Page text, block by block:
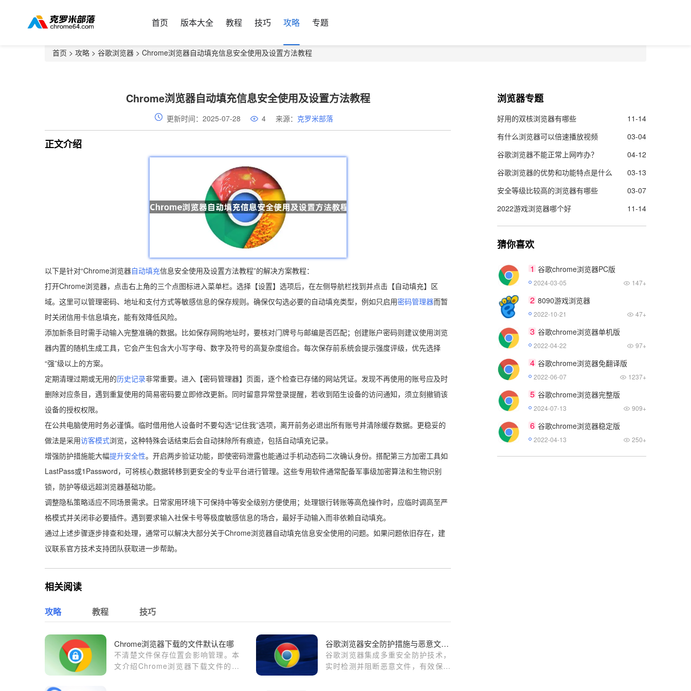
首页 版本大全 教程 技巧 攻略 专题
首页 > 攻略 > 谷歌浏览器 > Chrome浏览器自动填充信息安全使用及设置方法教程
Chrome浏览器自动填充信息安全使用及设置方法教程
更新时间：2025-07-28 4 来源： 克罗米部落
正文介绍
以下是针对“Chrome浏览器自动填充信息安全使用及设置方法教程”的解决方案教程：
打开Chrome浏览器，点击右上角的三个点图标进入菜单栏。选择【设置】选项后，在左侧导航栏找到并点击【自动填充】区
域。这里可以管理密码、地址和支付方式等敏感信息的保存规则。确保仅勾选必要的自动填充类型，例如只启用密码管理器而暂
时关闭信用卡信息填充，能有效降低风险。
添加新条目时需手动输入完整准确的数据。比如保存网购地址时，要核对门牌号与邮编是否匹配；创建账户密码则建议使用浏览
器内置的随机生成工具，它会产生包含大小写字母、数字及符号的高复杂度组合。每次保存前系统会提示强度评级，优先选择
“强”级以上的方案。
定期清理过期或无用的历史记录非常重要。进入【密码管理器】页面，逐个检查已存储的网站凭证。发现不再使用的账号应及时
删除对应条目，遇到重复使用的简易密码要立即修改更新。同时留意异常登录提醒，若收到陌生设备的访问通知，须立刻撤销该
设备的授权权限。
在公共电脑使用时务必谨慎。临时借用他人设备时不要勾选“记住我”选项，离开前务必退出所有账号并清除缓存数据。更稳妥的
做法是采用访客模式浏览，这种特殊会话结束后会自动抹除所有痕迹，包括自动填充记录。
增强防护措施能大幅提升安全性。开启两步验证功能，即使密码泄露也能通过手机动态码二次确认身份。搭配第三方加密工具如
LastPass或1Password，可将核心数据转移到更安全的专业平台进行管理。这些专用软件通常配备军事级加密算法和生物识别
锁，防护等级远超浏览器基础功能。
调整隐私策略适应不同场景需求。日常家用环境下可保持中等安全级别方便使用；处理银行转账等高危操作时，应临时调高至严
格模式并关闭非必要插件。遇到要求输入社保卡号等极度敏感信息的场合，最好手动输入而非依赖自动填充。
通过上述步骤逐步排查和处理，通常可以解决大部分关于Chrome浏览器自动填充信息安全使用的问题。如果问题依旧存在，建
议联系官方技术支持团队获取进一步帮助。
相关阅读
攻略 教程 技巧
Chrome浏览器下载的文件默认在哪
不清楚文件保存位置会影响管理。本
文介绍Chrome浏览器下载文件的默
谷歌浏览器安全防护措施与恶意文件拦截
谷歌浏览器集成多重安全防护技术，
实时检测并阻断恶意文件，有效保护
浏览器专题
好用的双核浏览器有哪些
11-14
有什么浏览器可以倍速播放视频
03-04
谷歌浏览器不能正常上网咋办？
04-12
谷歌浏览器的优势和功能特点是什么
03-13
安全等级比较高的浏览器有哪些
03-07
2022游戏浏览器哪个好
11-14
猜你喜欢
1 谷歌chrome浏览器PC版
2024-03-05 147+
2 8090游戏浏览器
2022-10-21 47+
3 谷歌chrome浏览器单机版
2022-04-22 97+
4 谷歌chrome浏览器免翻译版
2022-06-07 1237+
5 谷歌chrome浏览器完整版
2024-07-13 909+
6 谷歌chrome浏览器稳定版
2022-04-13 250+